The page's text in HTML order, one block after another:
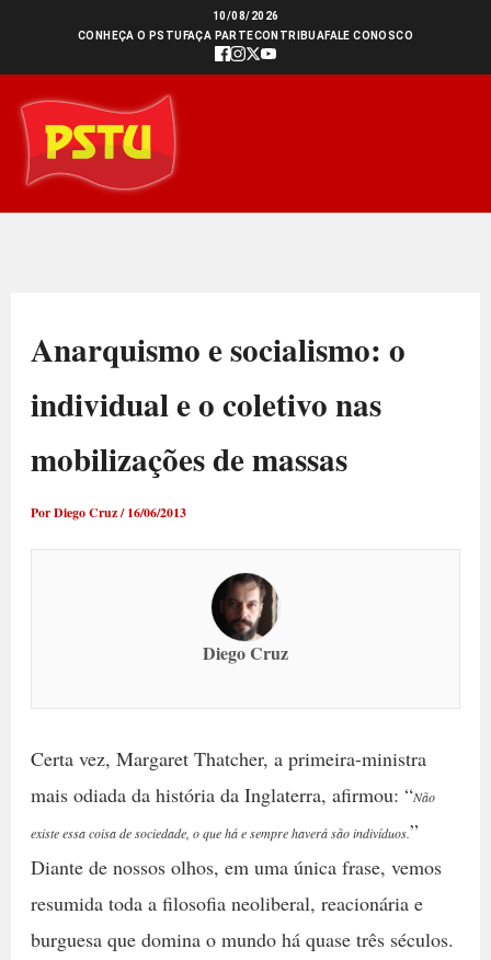
conteúdo
10/08/2026
CONHEÇA O PSTU FAÇA PARTECONTRIBUAFALE CONOSCO
Anarquismo e socialismo: o
individual e o coletivo nas
mobilizações de massas
PorDiego Cruz/16/06/2013
Diego Cruz
Certa vez, Margaret Thatcher, a primeira-ministra
mais odiada da história da Inglaterra, afirmou: “Não
existe essa coisa de sociedade, o que há e sempre haverá são indivíduos.”
Diante de nossos olhos, em uma única frase, vemos
resumida toda a filosofia neoliberal, reacionária e
burguesa que domina o mundo há quase três séculos.